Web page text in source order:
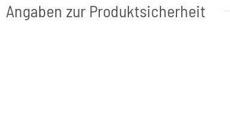
Angaben zur Produktsicherheit